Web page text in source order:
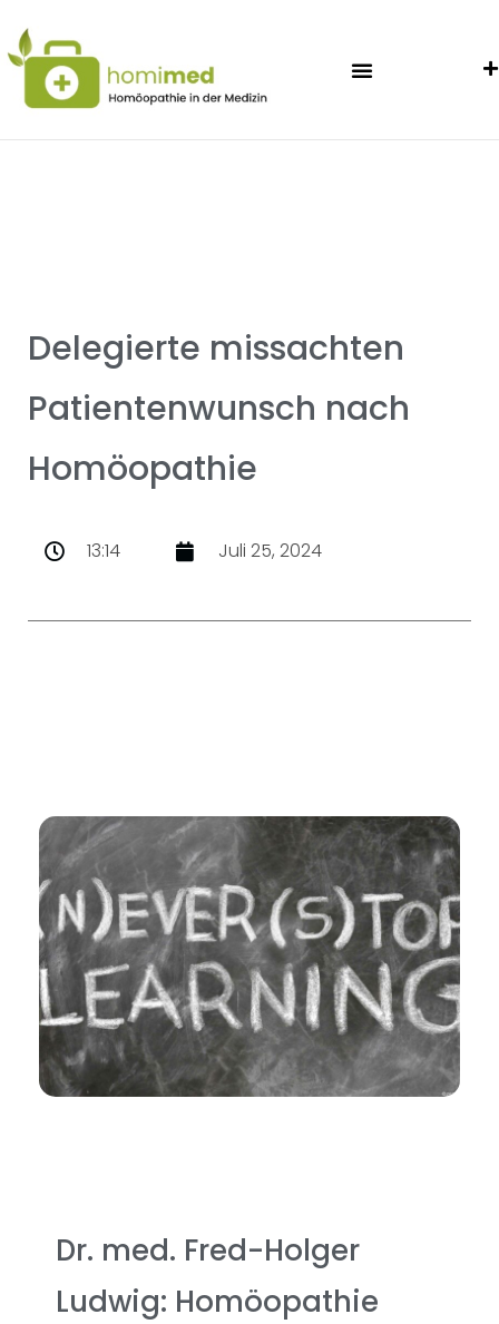
Delegierte missachten
Patientenwunsch nach
Homöopathie
13:14 Juli 25, 2024
Dr. med. Fred-Holger
Ludwig: Homöopathie